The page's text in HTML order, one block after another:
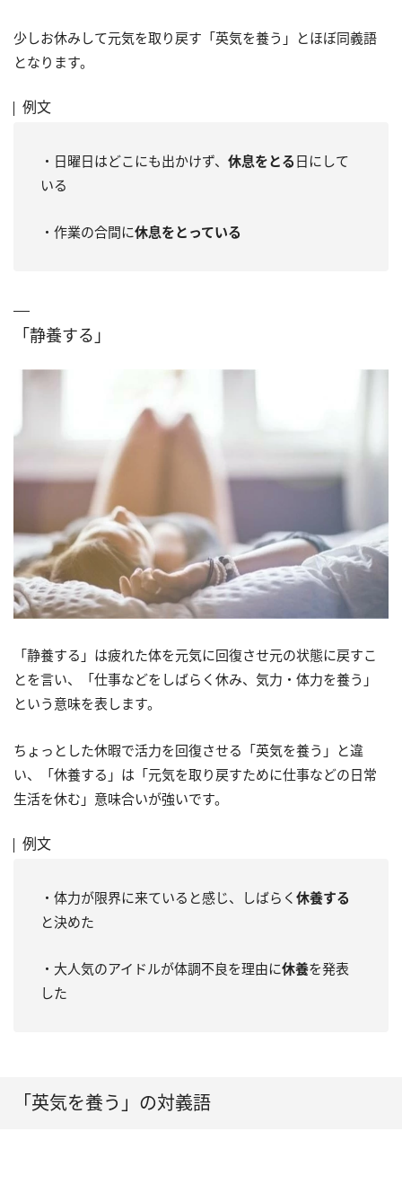
少しお休みして元気を取り戻す「英気を養う」とほぼ同義語
となります。
例文
・日曜日はどこにも出かけず、 休息をとる 日にして
いる
・作業の合間に休息をとっている
「静養する」
「静養する」は疲れた体を元気に回復させ元の状態に戻すこ
とを言い、「仕事などをしばらく休み、気力・体力を養う」
という意味を表します。
ちょっとした休暇で活力を回復させる「英気を養う」と違
い、「休養する」は「元気を取り戻すために仕事などの日常
生活を休む」意味合いが強いです。
例文
・体力が限界に来ていると感じ、しばらく 休養する
と決めた
・大人気のアイドルが体調不良を理由に休養を発表
した
「英気を養う」の対義語